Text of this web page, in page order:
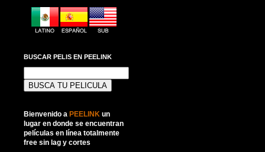
BUSCAR PELIS EN PEELINK
Bienvenido a PEELINK un
lugar en donde se encuentran
películas en línea totalmente
free sin lag y cortes